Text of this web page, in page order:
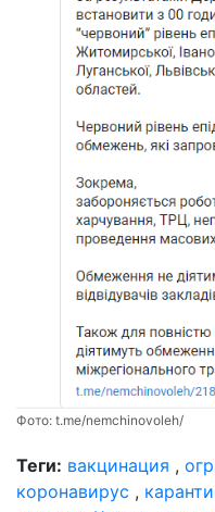
Фото: t.me/nemchinovoleh/
Теги: вакцинация ,
коронавирус ,